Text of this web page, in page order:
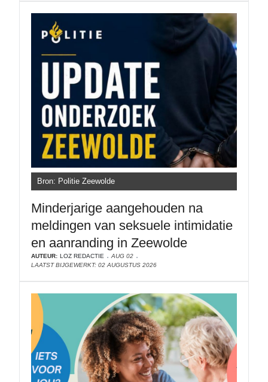
Bron: Politie Zeewolde
Minderjarige aangehouden na
meldingen van seksuele intimidatie
en aanranding in Zeewolde
AUTEUR: LOZ REDACTIE
AUG 02
LAATST BIJGEWERKT: 02 AUGUSTUS 2026